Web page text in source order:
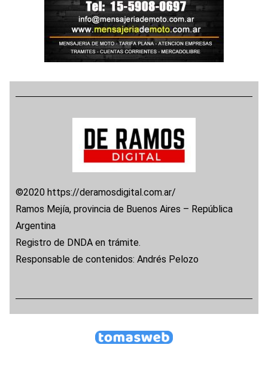
©2020 https://deramosdigital.com.ar/
Ramos Mejía, provincia de Buenos Aires – República
Argentina
Registro de DNDA en trámite.
Responsable de contenidos: Andrés Pelozo